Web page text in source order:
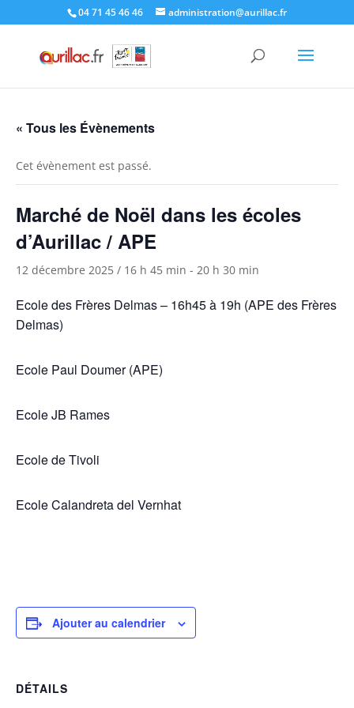
04 71 45 46 46 administration@aurillac.fr
« Tous les Évènements
Cet évènement est passé.
Marché de Noël dans les écoles
d’Aurillac / APE
12 décembre 2025 / 16 h 45 min - 20 h 30 min
Ecole des Frères Delmas – 16h45 à 19h (APE des Frères
Delmas)
Ecole Paul Doumer (APE)
Ecole JB Rames
Ecole de Tivoli
Ecole Calandreta del Vernhat
Ajouter au calendrier
DÉTAILS